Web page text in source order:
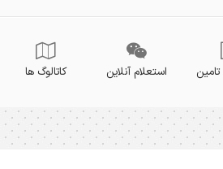
استعلام آنلاین کاتالوگ ها